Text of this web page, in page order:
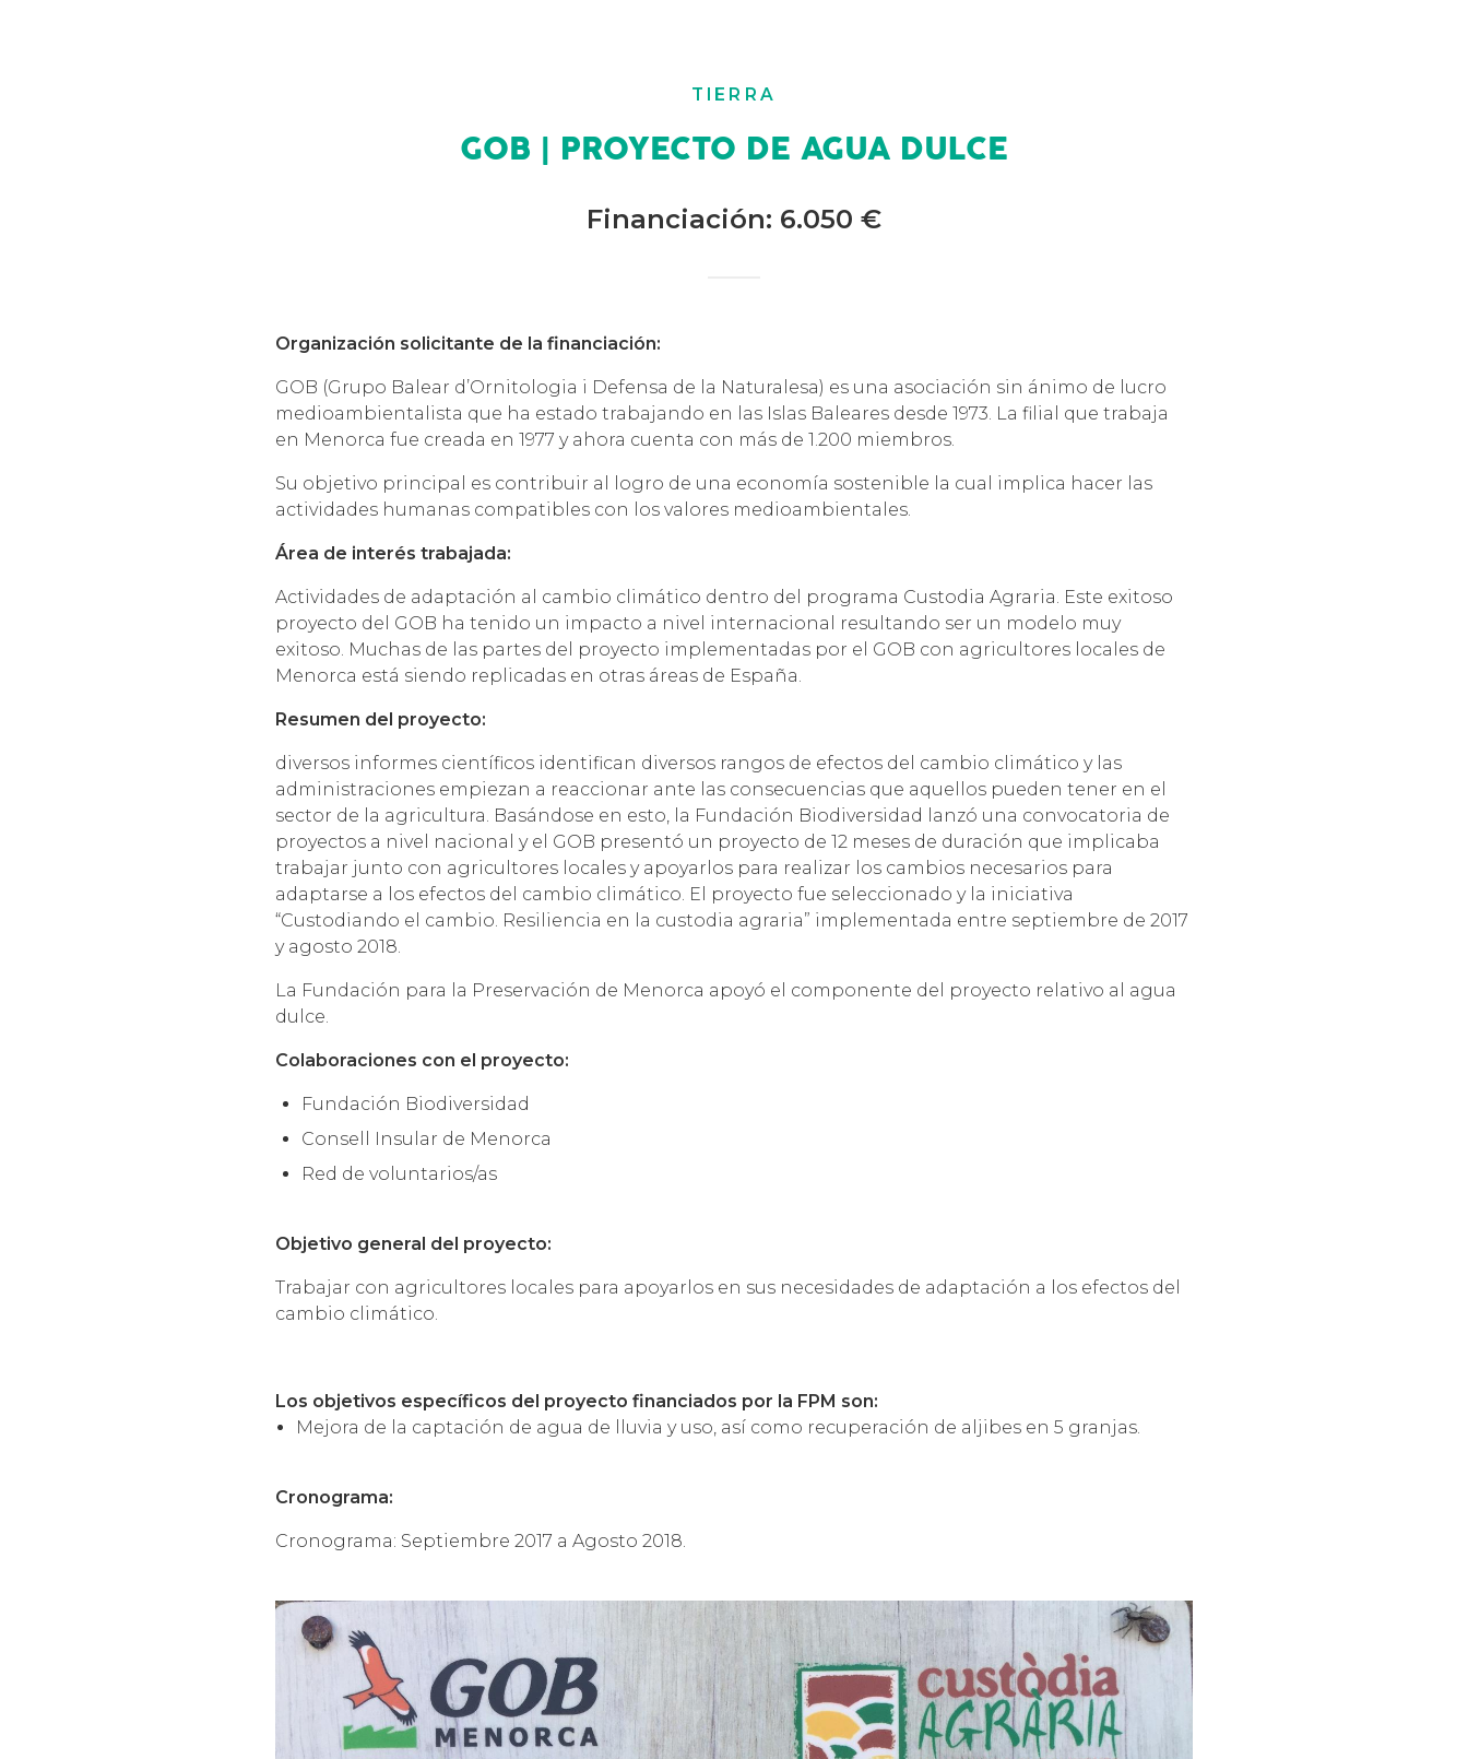
TIERRA
GOB | PROYECTO DE AGUA DULCE
Financiación: 6.050 €
Organización solicitante de la financiación:
GOB (Grupo Balear d’Ornitologia i Defensa de la Naturalesa) es una asociación sin ánimo de lucro
medioambientalista que ha estado trabajando en las Islas Baleares desde 1973. La filial que trabaja
en Menorca fue creada en 1977 y ahora cuenta con más de 1.200 miembros.
Su objetivo principal es contribuir al logro de una economía sostenible la cual implica hacer las
actividades humanas compatibles con los valores medioambientales.
Área de interés trabajada:
Actividades de adaptación al cambio climático dentro del programa Custodia Agraria. Este exitoso
proyecto del GOB ha tenido un impacto a nivel internacional resultando ser un modelo muy
exitoso. Muchas de las partes del proyecto implementadas por el GOB con agricultores locales de
Menorca está siendo replicadas en otras áreas de España.
Resumen del proyecto:
diversos informes científicos identifican diversos rangos de efectos del cambio climático y las
administraciones empiezan a reaccionar ante las consecuencias que aquellos pueden tener en el
sector de la agricultura. Basándose en esto, la Fundación Biodiversidad lanzó una convocatoria de
proyectos a nivel nacional y el GOB presentó un proyecto de 12 meses de duración que implicaba
trabajar junto con agricultores locales y apoyarlos para realizar los cambios necesarios para
adaptarse a los efectos del cambio climático. El proyecto fue seleccionado y la iniciativa
“Custodiando el cambio. Resiliencia en la custodia agraria” implementada entre septiembre de 2017
y agosto 2018.
La Fundación para la Preservación de Menorca apoyó el componente del proyecto relativo al agua
dulce.
Colaboraciones con el proyecto:
Fundación Biodiversidad
Consell Insular de Menorca
Red de voluntarios/as
Objetivo general del proyecto:
Trabajar con agricultores locales para apoyarlos en sus necesidades de adaptación a los efectos del
cambio climático.
Los objetivos específicos del proyecto financiados por la FPM son:
Mejora de la captación de agua de lluvia y uso, así como recuperación de aljibes en 5 granjas.
Cronograma:
Cronograma: Septiembre 2017 a Agosto 2018.